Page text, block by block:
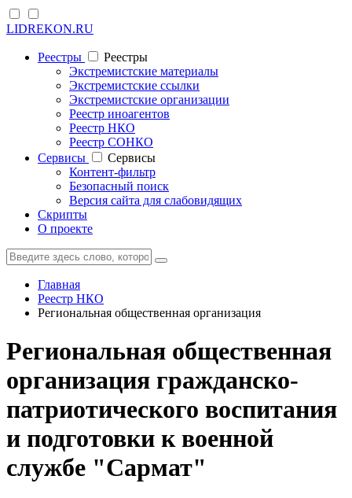
LIDREKON.RU
Реестры
Реестры
Экстремистские материалы
Экстремистские ссылки
Экстремистские организации
Реестр иноагентов
Реестр НКО
Реестр СОНКО
Cервисы
Cервисы
Контент-фильтр
Безопасный поиск
Версия сайта для слабовидящих
Скрипты
О проекте
Главная
Реестр НКО
Региональная общественная организация
Региональная общественная
организация гражданско-
патриотического воспитания
и подготовки к военной
службе "Сармат"